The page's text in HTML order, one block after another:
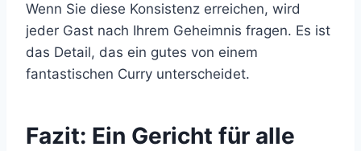
Wenn Sie diese Konsistenz erreichen, wird
jeder Gast nach Ihrem Geheimnis fragen. Es ist
das Detail, das ein gutes von einem
fantastischen Curry unterscheidet.
Fazit: Ein Gericht für alle